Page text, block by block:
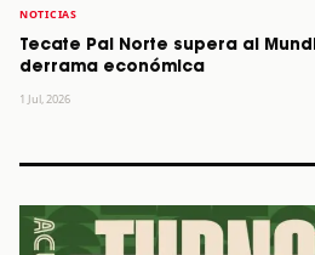
NOTICIAS
Tecate Pal Norte supera al
derrama económica
1 Jul, 2026